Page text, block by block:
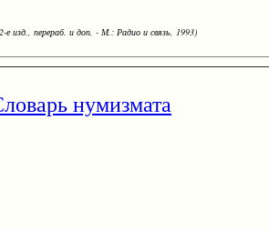
изд., перераб. и доп. - М.: Радио и связь, 1993)
нумизмата